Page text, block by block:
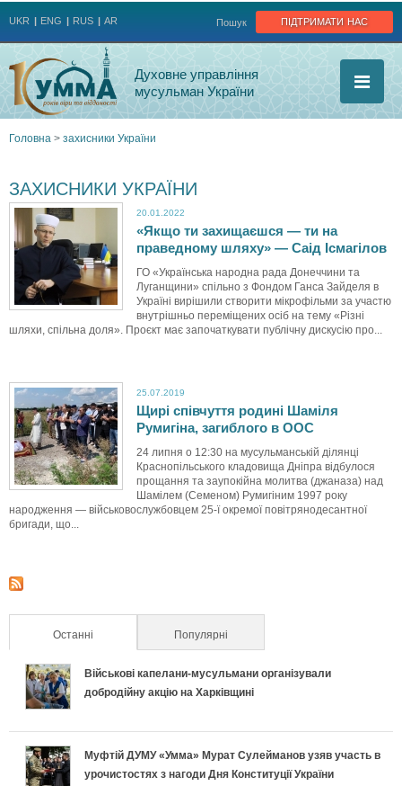
підтримати нас
Пошук
UKR ENG RUS AR
Духовне управління
мусульман України
є
тут
Головна > захисники України
ЗАХИСНИКИ УКРАЇНИ
20.01.2022
«Якщо ти захищаєшся — ти на
праведному шляху» — Саід Ісмагілов
ГО «Українська народна рада Донеччини та
Луганщини» спільно з Фондом Ганса Зайделя в
Україні вирішили створити мікрофільми за участю
внутрішньо переміщених осіб на тему «Різні
шляхи, спільна доля». Проєкт має започаткувати публічну дискусію про...
25.07.2019
Щирі співчуття родині Шаміля
Румигіна, загиблого в ООС
24 липня о 12:30 на мусульманській ділянці
Краснопільського кладовища Дніпра відбулося
прощання та заупокійна молитва (джаназа) над
Шамілем (Семеном) Румигіним 1997 року
народження — військовослужбовцем 25-ї окремої повітрянодесантної
бригади, що...
Останні (активна вкладка)Популярні
Військові капелани-мусульмани організували
добродійну акцію на Харківщині
Муфтій ДУМУ «Умма» Мурат Сулейманов узяв участь в
урочистостях з нагоди Дня Конституції України